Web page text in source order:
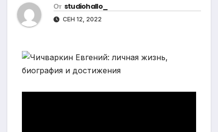
От studiohallo_
СЕН 12, 2022